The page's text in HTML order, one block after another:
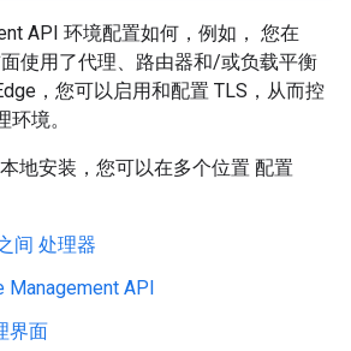
API 环境配置如何，例如， 您在
使用了代理、路由器和/或负载平衡
，您可以启用和配置 TLS，从而控
境。
地安装，您可以在多个位置 配置
间 处理器
Management API
界面